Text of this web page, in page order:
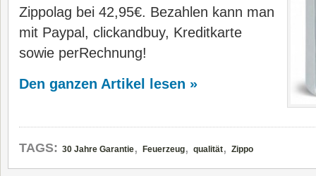
Zippolag bei 42,95€. Bezahlen kann man
mit Paypal, clickandbuy, Kreditkarte
sowie perRechnung!
Den ganzen Artikel lesen »
TAGS: 30 Jahre Garantie, Feuerzeug, qualität, Zippo